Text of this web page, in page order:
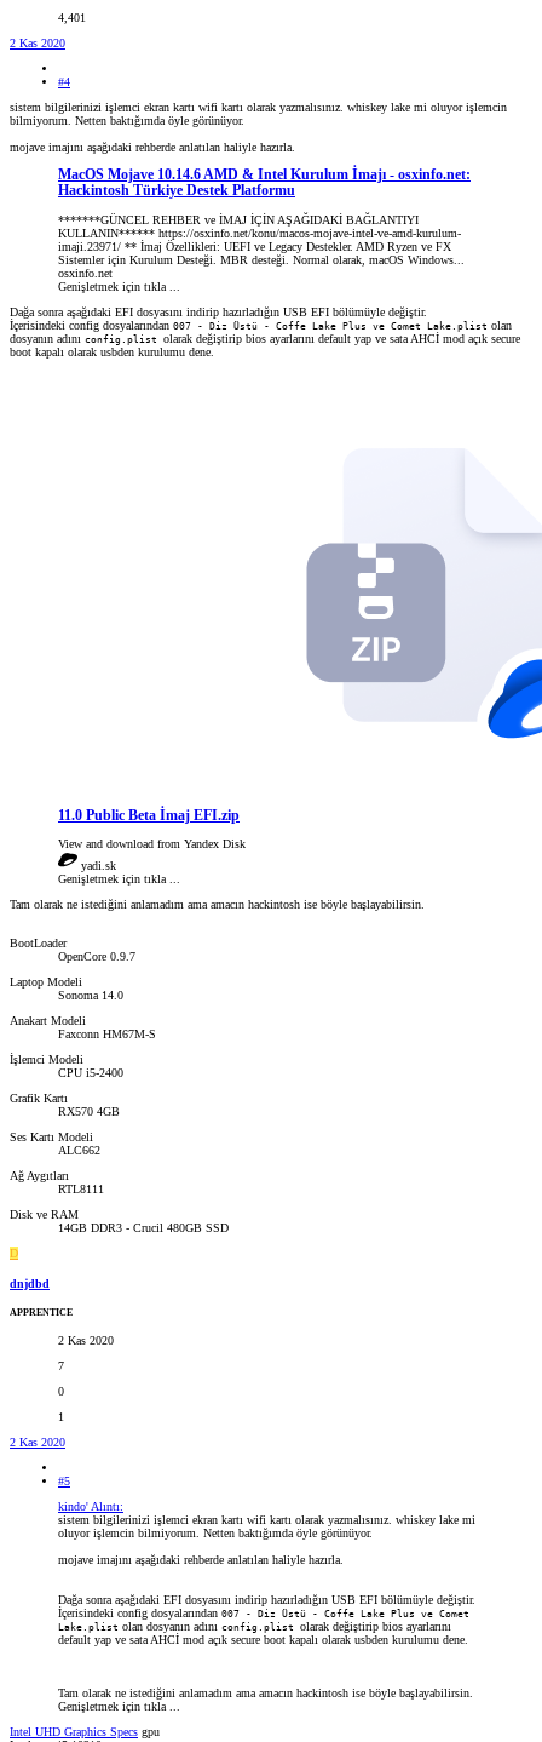
4,401
2 Kas 2020
#4
sistem bilgilerinizi işlemci ekran kartı wifi kartı olarak yazmalısınız. whiskey lake mi oluyor işlemcin
bilmiyorum. Netten baktığımda öyle görünüyor.
mojave imajını aşağıdaki rehberde anlatılan haliyle hazırla.
MacOS Mojave 10.14.6 AMD & Intel Kurulum İmajı - osxinfo.net:
Hackintosh Türkiye Destek Platformu
*******GÜNCEL REHBER ve İMAJ İÇİN AŞAĞIDAKİ BAĞLANTIYI
KULLANIN****** https://osxinfo.net/konu/macos-mojave-intel-ve-amd-kurulum-
imaji.23971/ ** İmaj Özellikleri: UEFI ve Legacy Destekler. AMD Ryzen ve FX
Sistemler için Kurulum Desteği. MBR desteği. Normal olarak, macOS Windows...
osxinfo.net
Genişletmek için tıkla ...
Dağa sonra aşağıdaki EFI dosyasını indirip hazırladığın USB EFI bölümüyle değiştir.
İçerisindeki config dosyalarından 007 - Diz Üstü - Coffe Lake Plus ve Comet Lake.plist olan
dosyanın adını config.plist olarak değiştirip bios ayarlarını default yap ve sata AHCİ mod açık secure
boot kapalı olarak usbden kurulumu dene.
11.0 Public Beta İmaj EFI.zip
View and download from Yandex Disk
yadi.sk
Genişletmek için tıkla ...
Tam olarak ne istediğini anlamadım ama amacın hackintosh ise böyle başlayabilirsin.
BootLoader
OpenCore 0.9.7
Laptop Modeli
Sonoma 14.0
Anakart Modeli
Faxconn HM67M-S
İşlemci Modeli
CPU i5-2400
Grafik Kartı
RX570 4GB
Ses Kartı Modeli
ALC662
Ağ Aygıtları
RTL8111
Disk ve RAM
14GB DDR3 - Crucil 480GB SSD
D
dnjdbd
APPRENTICE
2 Kas 2020
7
0
1
2 Kas 2020
#5
kindo' Alıntı:
sistem bilgilerinizi işlemci ekran kartı wifi kartı olarak yazmalısınız. whiskey lake mi
oluyor işlemcin bilmiyorum. Netten baktığımda öyle görünüyor.
mojave imajını aşağıdaki rehberde anlatılan haliyle hazırla.
Dağa sonra aşağıdaki EFI dosyasını indirip hazırladığın USB EFI bölümüyle değiştir.
İçerisindeki config dosyalarından 007 - Diz Üstü - Coffe Lake Plus ve Comet
Lake.plist olan dosyanın adını config.plist olarak değiştirip bios ayarlarını
default yap ve sata AHCİ mod açık secure boot kapalı olarak usbden kurulumu dene.
Tam olarak ne istediğini anlamadım ama amacın hackintosh ise böyle başlayabilirsin.
Genişletmek için tıkla ...
Intel UHD Graphics Specs gpu